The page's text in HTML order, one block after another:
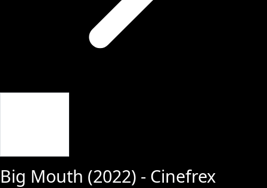
Big Mouth (2022) - Cinefrex